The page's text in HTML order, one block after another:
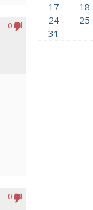
0
0
17
18
24
25
31